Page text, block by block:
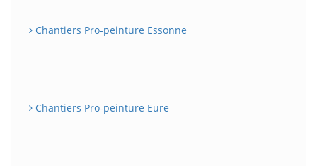
Chantiers Pro-peinture Essonne
Chantiers Pro-peinture Eure